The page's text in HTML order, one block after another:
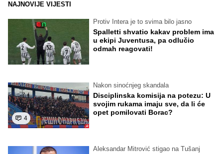
NAJNOVIJE VIJESTI
Protiv Intera je to svima bilo jasno
Spalletti shvatio kakav problem ima
u ekipi Juventusa, pa odlučio
odmah reagovati!
4
Nakon sinoćnjeg skandala
Disciplinska komisija na potezu: U
svojim rukama imaju sve, da li će
opet pomilovati Borac?
Aleksandar Mitrović stigao na Tušanj